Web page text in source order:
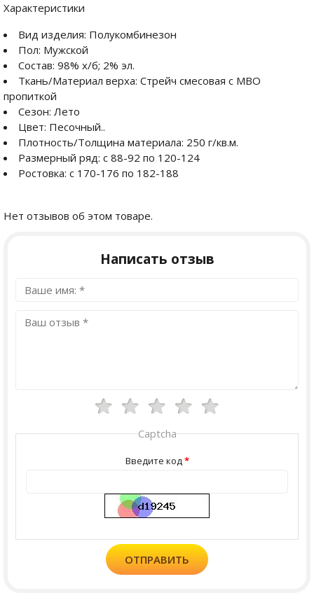
Характеристики
Вид изделия: Полукомбинезон
Пол: Мужской
Состав: 98% х/б; 2% эл.
Ткань/Материал верха: Стрейч смесовая с МВО
пропиткой
Сезон: Лето
Цвет: Песочный..
Плотность/Толщина материала: 250 г/кв.м.
Размерный ряд: с 88-92 по 120-124
Ростовка: с 170-176 по 182-188
Нет отзывов об этом товаре.
Написать отзыв
Captcha
Введите код
ОТПРАВИТЬ